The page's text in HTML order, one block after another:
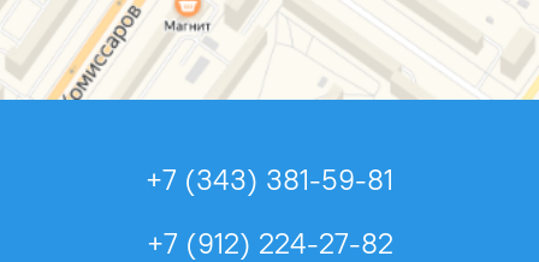
+7 (343) 381-59-81
+7 (912) 224-27-82